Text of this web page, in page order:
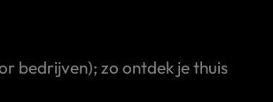
bedrijven); zo ontdek je thuis